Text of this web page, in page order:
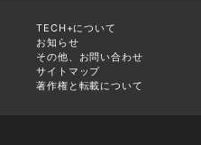
TECH+について
お知らせ
その他、お問い合わせ
サイトマップ
著作権と転載について